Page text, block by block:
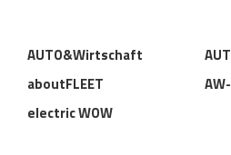
AUTO&Wirtschaft
aboutFLEET
electric WOW